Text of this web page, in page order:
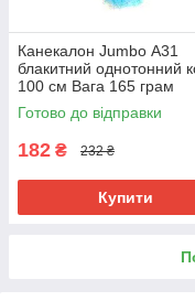
Канекалон Jumbo А31
блакитний однотонний
100 см Вага 165 грам
Термостійкий
Готово до відправки
182 ₴ 232 ₴
Купити